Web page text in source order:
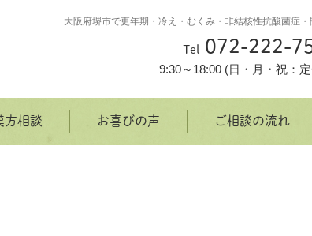
大阪府堺市で更年期・冷え・むくみ・非結核性抗酸菌症
Tel 072-222-
9:30～18:00 (日・月・祝：
方相談 お喜びの声 ご相談の流れ